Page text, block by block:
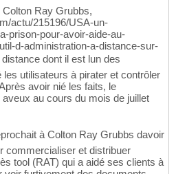
Ray Grubbs,
actu/215196/USA-un-
prison-pour-avoir-aide-au-
d-administration-a-distance-sur-
dont il est lun des
utilisateurs à pirater et contrôler
avoir nié les faits, le
au cours du mois de juillet
à Colton Ray Grubbs davoir
commercialiser et distribuer
tool (RAT) qui a aidé ses clients à